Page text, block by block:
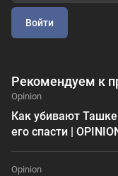
Войти
Рекомендуем к
Opinion
Как убивают
его спасти |
Opinion